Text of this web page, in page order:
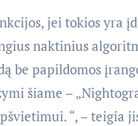
jei tokios yra
naktinius
be papildomos
šiame –
“, – teigia